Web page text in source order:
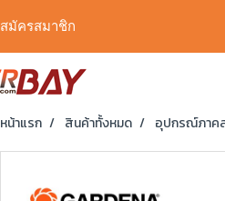
สมัครสมาชิก
หน้าแรก สินค้าทั้งหมด อุปกรณ์ภาค